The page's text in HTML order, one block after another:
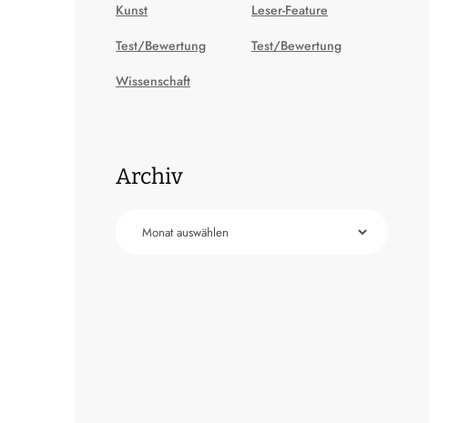
Kunst
Leser-Feature
Test/Bewertung
Test/Bewertung
Wissenschaft
Archiv
Archiv